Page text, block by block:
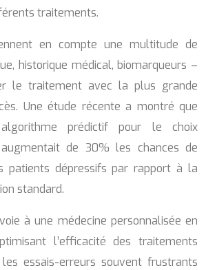
traitements.
en compte une multitude de
historique médical, biomarqueurs –
le traitement avec la plus grande
Une étude récente a montré que
algorithme prédictif pour le choix
augmentait de 30% les chances de
patients dépressifs par rapport à la
standard.
à une médecine personnalisée en
l’efficacité des traitements
essais-erreurs souvent frustrants